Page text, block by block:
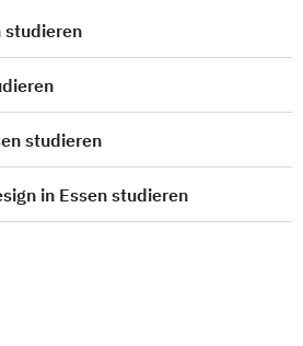
studieren
studieren
in Essen studieren